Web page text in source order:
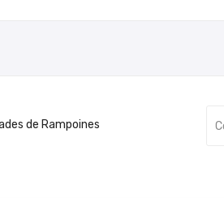
de Rampoines